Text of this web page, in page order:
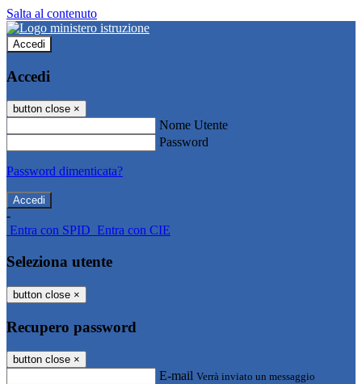
Salta al contenuto
Accedi
Accedi
button close ×
Nome Utente
Password
Password dimenticata?
-
Entra con SPID Entra con CIE
Seleziona utente
button close ×
Recupero password
button close ×
E-mail Verrà inviato un messaggio